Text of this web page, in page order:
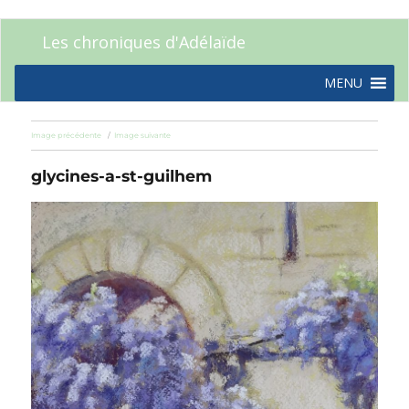
Les chroniques d'Adélaïde
MENU
Image précédente Image suivante
glycines-a-st-guilhem